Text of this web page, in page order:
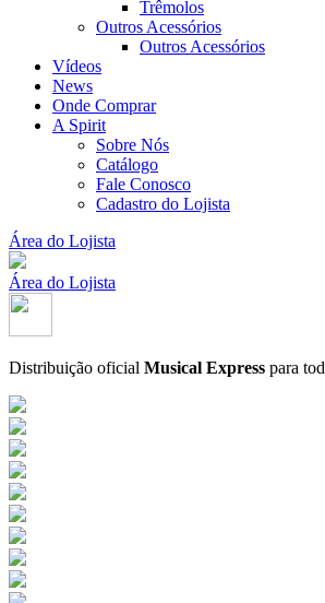
Trêmolos
Outros Acessórios
Outros Acessórios
Vídeos
News
Onde Comprar
A Spirit
Sobre Nós
Catálogo
Fale Conosco
Cadastro do Lojista
Área do Lojista
Área do Lojista
Distribuição oficial Musical Express para